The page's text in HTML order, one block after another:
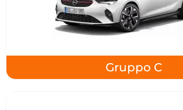
Gruppo C